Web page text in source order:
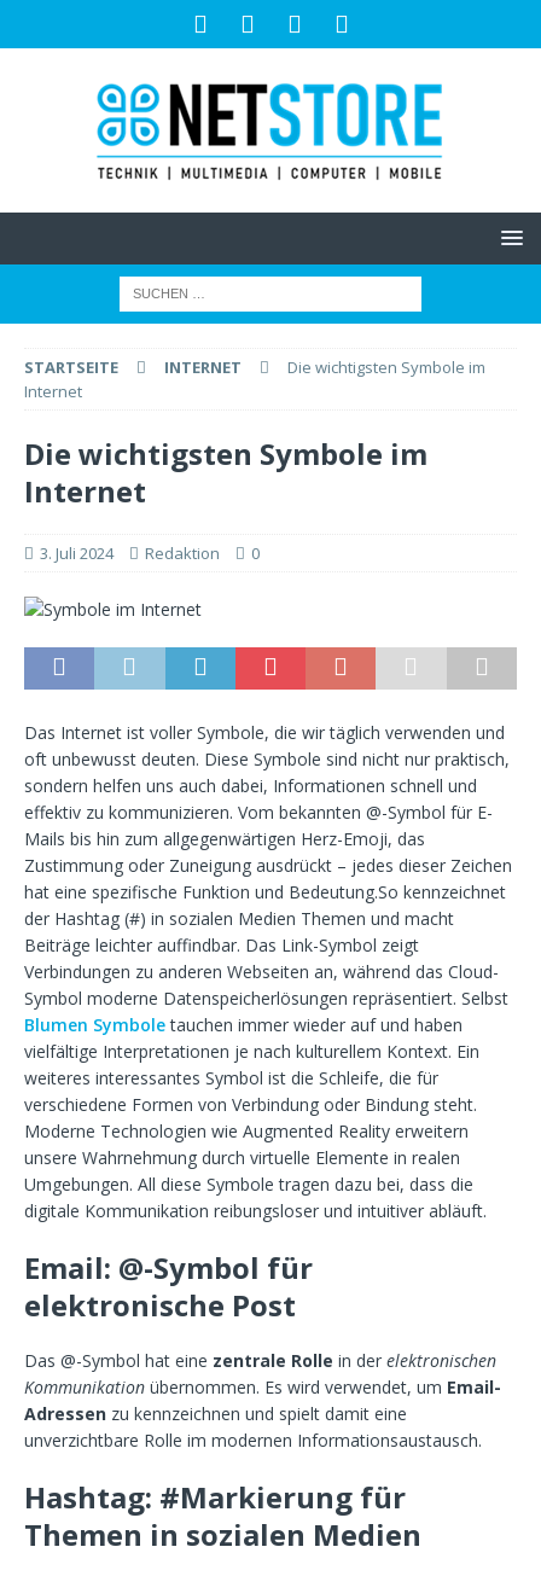
STARTSEITE INTERNET
Die wichtigsten Symbole im
Internet
Die wichtigsten Symbole im
Internet
3. Juli 2024 Redaktion 0
Das Internet ist voller Symbole, die wir täglich verwenden und
oft unbewusst deuten. Diese Symbole sind nicht nur praktisch,
sondern helfen uns auch dabei, Informationen schnell und
effektiv zu kommunizieren. Vom bekannten @-Symbol für E-
Mails bis hin zum allgegenwärtigen Herz-Emoji, das
Zustimmung oder Zuneigung ausdrückt – jedes dieser Zeichen
hat eine spezifische Funktion und Bedeutung.So kennzeichnet
der Hashtag (#) in sozialen Medien Themen und macht
Beiträge leichter auffindbar. Das Link-Symbol zeigt
Verbindungen zu anderen Webseiten an, während das Cloud-
Symbol moderne Datenspeicherlösungen repräsentiert. Selbst
Blumen Symboletauchen immer wieder auf und haben
vielfältige Interpretationen je nach kulturellem Kontext. Ein
weiteres interessantes Symbol ist die Schleife, die für
verschiedene Formen von Verbindung oder Bindung steht.
Moderne Technologien wie Augmented Reality erweitern
unsere Wahrnehmung durch virtuelle Elemente in realen
Umgebungen. All diese Symbole tragen dazu bei, dass die
digitale Kommunikation reibungsloser und intuitiver abläuft.
Email: @-Symbol für
elektronische Post
Das @-Symbol hat eine zentrale Rolle in der elektronischen
Kommunikation übernommen. Es wird verwendet, um Email-
Adressen zu kennzeichnen und spielt damit eine
unverzichtbare Rolle im modernen Informationsaustausch.
Hashtag: #Markierung für
Themen in sozialen Medien